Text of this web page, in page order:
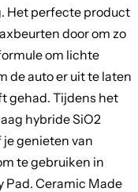
Het perfecte product
door om zo
om lichte
de auto er uit te laten
gehad. Tijdens het
hybride SiO2
genieten van
te gebruiken in
Pad. Ceramic Made